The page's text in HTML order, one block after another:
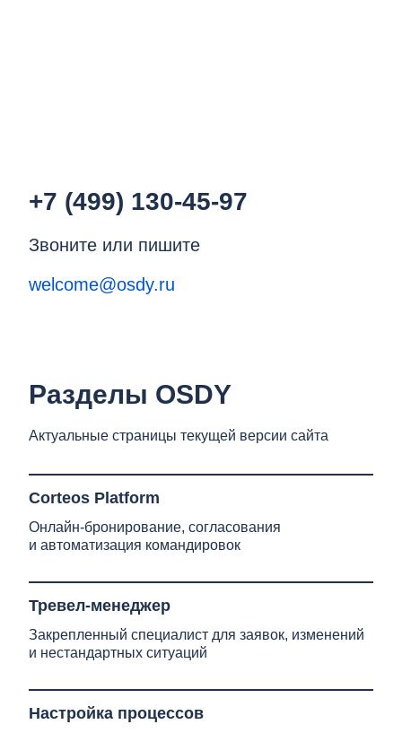
+7 (499) 130-45-97
Звоните или пишите
welcome@osdy.ru
Разделы OSDY
Актуальные страницы текущей версии сайта
Corteos Platform
Онлайн-бронирование, согласования
и автоматизация командировок
Тревел-менеджер
Закрепленный специалист для заявок, изменений
и нестандартных ситуаций
Настройка процессов